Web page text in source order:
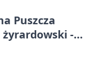
Puszcza
-